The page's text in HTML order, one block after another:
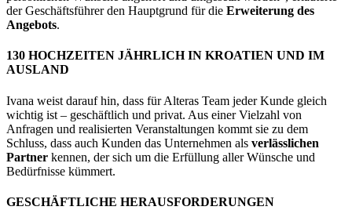
der Geschäftsführer den Hauptgrund für die Erweiterung des
Angebots.
130 HOCHZEITEN JÄHRLICH IN KROATIEN UND IM
AUSLAND
Ivana weist darauf hin, dass für Alteras Team jeder Kunde gleich
wichtig ist – geschäftlich und privat. Aus einer Vielzahl von
Anfragen und realisierten Veranstaltungen kommt sie zu dem
Schluss, dass auch Kunden das Unternehmen als verlässlichen
Partner kennen, der sich um die Erfüllung aller Wünsche und
Bedürfnisse kümmert.
GESCHÄFTLICHE HERAUSFORDERUNGEN